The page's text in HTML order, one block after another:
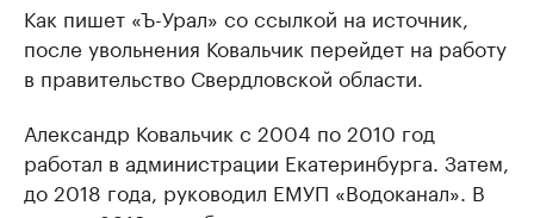
Как пишет «Ъ-Урал» со ссылкой на источник,
после увольнения Ковальчик перейдет на работу
в правительство Свердловской области.
Александр Ковальчик с 2004 по 2010 год
работал в администрации Екатеринбурга. Затем,
до 2018 года, руководил ЕМУП «Водоканал». В